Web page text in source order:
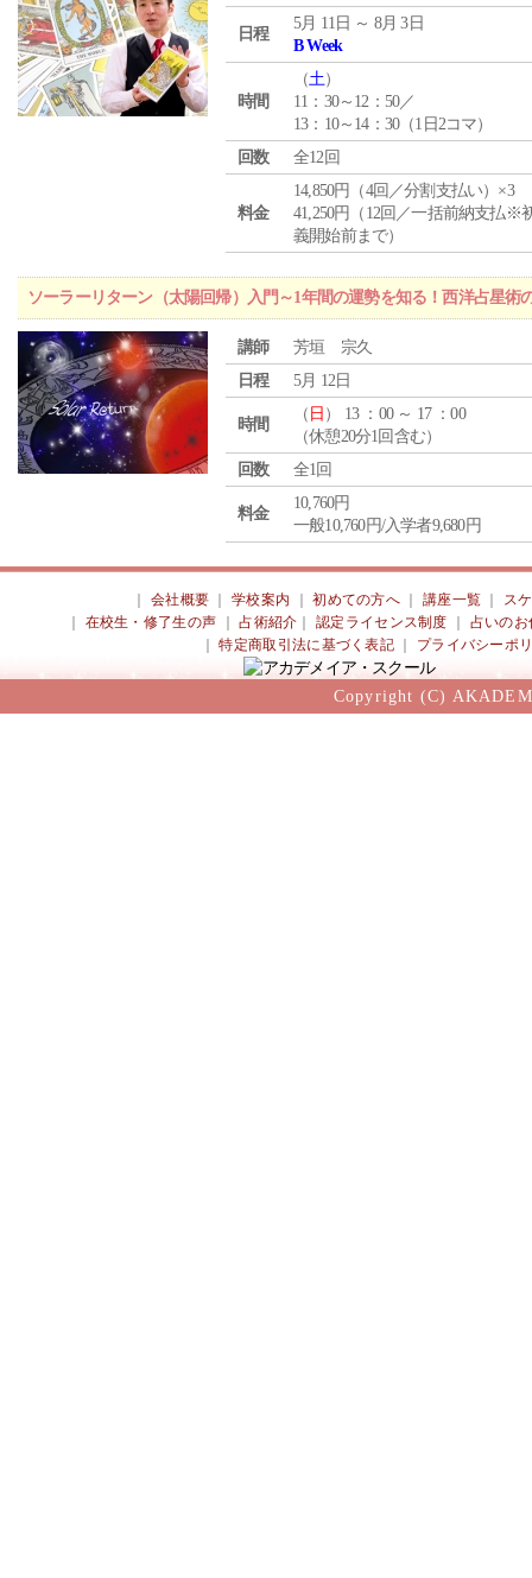
日程
5月 11日 ～ 8月 3日
B Week
時間
（土）
11：30～12：50／
13：10～14：30（1日2コマ）
回数
全12回
料金
14,850円（4回／分割支払い）×3
41,250円（12回／一括前納支払※
義開始前まで）
ソーラーリターン（太陽回帰）入門～1年間の運勢を知る！西洋占星術
講師
芳垣 宗久
日程
5月 12日
時間
（ 日 ） 13 ：00 ～ 17 ：00
（休憩20分1回含む）
回数
全1回
料金
10,760円
一般10,760円/入学者9,680円
会社概要 ｜学校案内 ｜初めての方へ 講座一覧
ス
在校生・修了生の声 ｜占術紹介 ｜認定ライセンス制度
占いのお
｜特定商取引法に基づく表記 プライバシーポ
Copyright (C)